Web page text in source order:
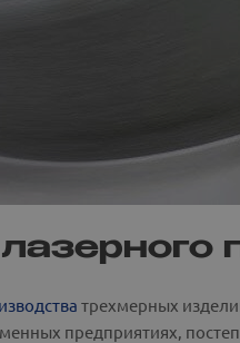
трехмерных
предприятиях,